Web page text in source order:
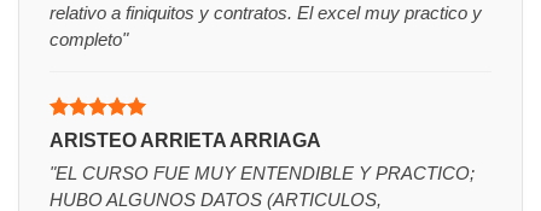
relativo a finiquitos y contratos. El excel muy practico y
completo"
Valorado
con5 de 5
ARISTEO ARRIETA ARRIAGA
"EL CURSO FUE MUY ENTENDIBLE Y PRACTICO;
HUBO ALGUNOS DATOS (ARTICULOS,